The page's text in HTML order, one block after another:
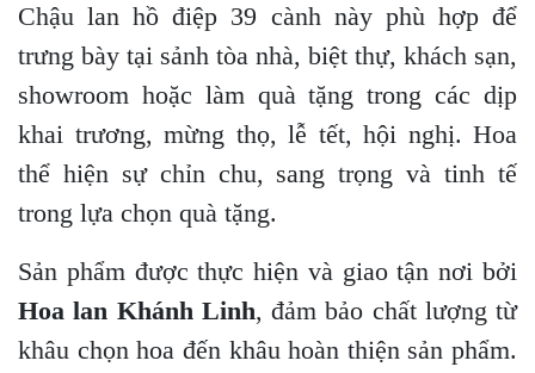
Chậu lan hồ điệp 39 cành này phù hợp để
trưng bày tại sảnh tòa nhà, biệt thự, khách sạn,
showroom hoặc làm quà tặng trong các dịp
khai trương, mừng thọ, lễ tết, hội nghị. Hoa
thể hiện sự chỉn chu, sang trọng và tinh tế
trong lựa chọn quà tặng.
Sản phẩm được thực hiện và giao tận nơi bởi
Hoa lan Khánh Linh, đảm bảo chất lượng từ
khâu chọn hoa đến khâu hoàn thiện sản phẩm.